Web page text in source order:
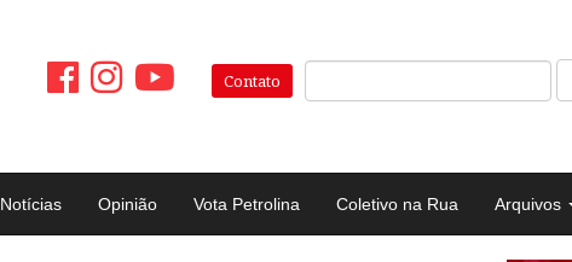
Contato
Notícias Opinião Vota Petrolina Coletivo na Rua Arquivos